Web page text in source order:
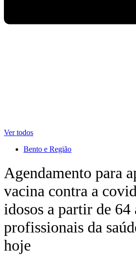
Ver todos
Bento e Região
Agendamento para
vacina contra a
idosos a partir de 64
profissionais da
hoje